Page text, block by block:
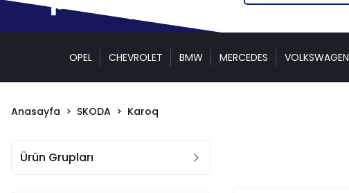
OPEL CHEVROLET BMW MERCEDES VOLKSWAGEN
Anasayfa SKODA Karoq
Ürün Grupları